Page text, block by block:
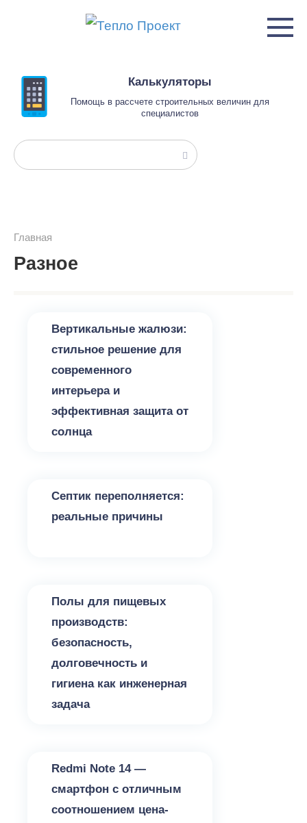
Калькуляторы
Помощь в рассчете строительных величин для
специалистов
Поиск:
Главная
Разное
Вертикальные жалюзи:
стильное решение для
современного
интерьера и
эффективная защита от
солнца
Септик переполняется:
реальные причины
Полы для пищевых
производств:
безопасность,
долговечность и
гигиена как инженерная
задача
Redmi Note 14 —
смартфон с отличным
соотношением цена-